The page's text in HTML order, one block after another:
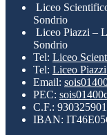
Liceo
Sondrio
Liceo Piazzi –
Sondrio
Tel: Liceo
Tel: Liceo
Email:
PEC:
C.F.:
IBAN: